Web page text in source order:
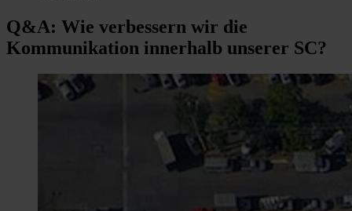
Q&A: Wie verbessern wir die
Kommunikation innerhalb unserer SC?